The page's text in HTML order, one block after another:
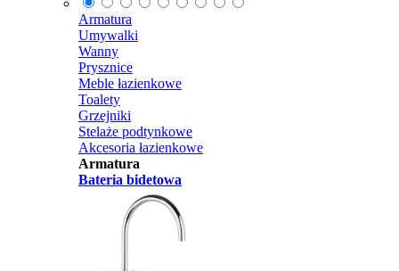
Armatura
Umywalki
Wanny
Prysznice
Meble łazienkowe
Toalety
Grzejniki
Stelaże podtynkowe
Akcesoria łazienkowe
Armatura
Bateria bidetowa